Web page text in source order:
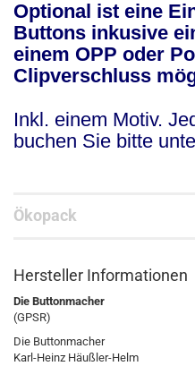
Optional ist eine
Buttons inkusive
einem OPP oder
Clipverschluss
Inkl. einem Motiv.
buchen Sie bitte
Ökopack
Hersteller Informationen
Die Buttonmacher
(GPSR)
Die Buttonmacher
Karl-Heinz Häußler-Helm